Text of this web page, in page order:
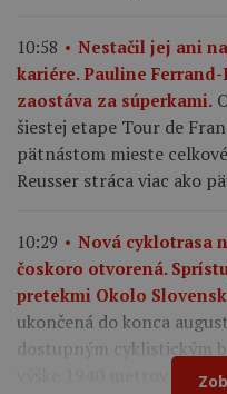
10:58
Nestačil jej ani
kariére. Pauline
zaostáva za súperkami.
šiestej etape Tour de
pätnástom mieste
Reusser stráca viac ako
10:29
Nová cyklotrasa
čoskoro otvorená.
pretekmi Okolo
ukončená do konca
dostupným cyklistickým
výške 1940 metrov nad